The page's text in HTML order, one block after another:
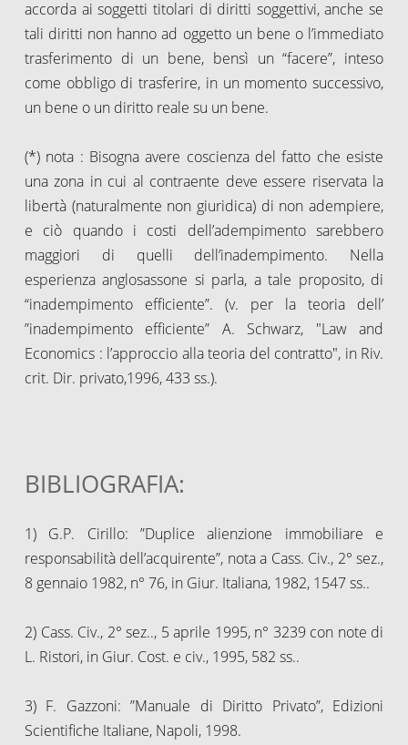
accorda ai soggetti titolari di diritti soggettivi, anche se
tali diritti non hanno ad oggetto un bene o l’immediato
trasferimento di un bene, bensì un “facere”, inteso
come obbligo di trasferire, in un momento successivo,
un bene o un diritto reale su un bene.
(*) nota : Bisogna avere coscienza del fatto che esiste
una zona in cui al contraente deve essere riservata la
libertà (naturalmente non giuridica) di non adempiere,
e ciò quando i costi dell’adempimento sarebbero
maggiori di quelli dell’inadempimento. Nella
esperienza anglosassone si parla, a tale proposito, di
“inadempimento efficiente”. (v. per la teoria dell’
”inadempimento efficiente” A. Schwarz, "Law and
Economics : l’approccio alla teoria del contratto", in Riv.
crit. Dir. privato,1996, 433 ss.).
BIBLIOGRAFIA:
1) G.P. Cirillo: ”Duplice alienzione immobiliare e
responsabilità dell’acquirente”, nota a Cass. Civ., 2° sez.,
8 gennaio 1982, n° 76, in Giur. Italiana, 1982, 1547 ss..
2) Cass. Civ., 2° sez.., 5 aprile 1995, n° 3239 con note di
L. Ristori, in Giur. Cost. e civ., 1995, 582 ss..
3) F. Gazzoni: ”Manuale di Diritto Privato”, Edizioni
Scientifiche Italiane, Napoli, 1998.